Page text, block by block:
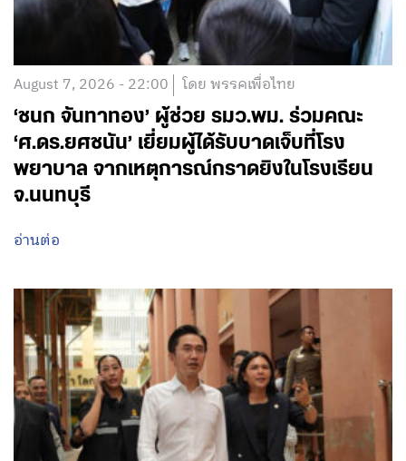
August 7, 2026 - 22:00 โดย พรรคเพื่อไทย
‘ชนก จันทาทอง’ ผู้ช่วย รมว.พม. ร่วมคณะ
‘ศ.ดร.ยศชนัน’ เยี่ยมผู้ได้รับบาดเจ็บที่โรง
พยาบาล จากเหตุการณ์กราดยิงในโรงเรียน
จ.นนทบุรี
อ่านต่อ